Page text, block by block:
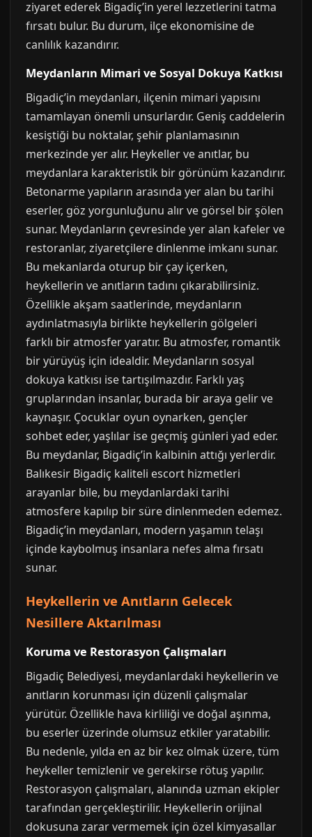
ziyaret ederek Bigadiç’in yerel lezzetlerini tatma
fırsatı bulur. Bu durum, ilçe ekonomisine de
canlılık kazandırır.
Meydanların Mimari ve Sosyal Dokuya Katkısı
Bigadiç’in meydanları, ilçenin mimari yapısını
tamamlayan önemli unsurlardır. Geniş caddelerin
kesiştiği bu noktalar, şehir planlamasının
merkezinde yer alır. Heykeller ve anıtlar, bu
meydanlara karakteristik bir görünüm kazandırır.
Betonarme yapıların arasında yer alan bu tarihi
eserler, göz yorgunluğunu alır ve görsel bir şölen
sunar. Meydanların çevresinde yer alan kafeler ve
restoranlar, ziyaretçilere dinlenme imkanı sunar.
Bu mekanlarda oturup bir çay içerken,
heykellerin ve anıtların tadını çıkarabilirsiniz.
Özellikle akşam saatlerinde, meydanların
aydınlatmasıyla birlikte heykellerin gölgeleri
farklı bir atmosfer yaratır. Bu atmosfer, romantik
bir yürüyüş için idealdir. Meydanların sosyal
dokuya katkısı ise tartışılmazdır. Farklı yaş
gruplarından insanlar, burada bir araya gelir ve
kaynaşır. Çocuklar oyun oynarken, gençler
sohbet eder, yaşlılar ise geçmiş günleri yad eder.
Bu meydanlar, Bigadiç’in kalbinin attığı yerlerdir.
Balıkesir Bigadiç kaliteli escort hizmetleri
arayanlar bile, bu meydanlardaki tarihi
atmosfere kapılıp bir süre dinlenmeden edemez.
Bigadiç’in meydanları, modern yaşamın telaşı
içinde kaybolmuş insanlara nefes alma fırsatı
sunar.
Heykellerin ve Anıtların Gelecek
Nesillere Aktarılması
Koruma ve Restorasyon Çalışmaları
Bigadiç Belediyesi, meydanlardaki heykellerin ve
anıtların korunması için düzenli çalışmalar
yürütür. Özellikle hava kirliliği ve doğal aşınma,
bu eserler üzerinde olumsuz etkiler yaratabilir.
Bu nedenle, yılda en az bir kez olmak üzere, tüm
heykeller temizlenir ve gerekirse rötuş yapılır.
Restorasyon çalışmaları, alanında uzman ekipler
tarafından gerçekleştirilir. Heykellerin orijinal
dokusuna zarar vermemek için özel kimyasallar